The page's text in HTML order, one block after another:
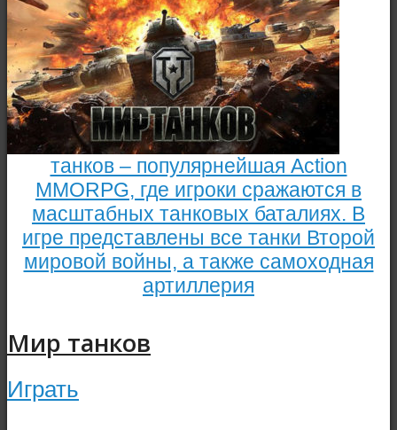
танков – популярнейшая Action
MMORPG, где игроки сражаются в
масштабных танковых баталиях. В
игре представлены все танки Второй
мировой войны, а также самоходная
артиллерия
Мир танков
Играть